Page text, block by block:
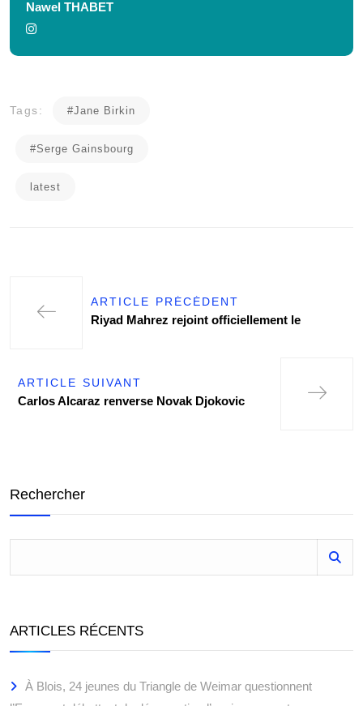
Nawel THABET
Tags: #Jane Birkin
#Serge Gainsbourg
latest
ARTICLE PRÉCÉDENT
Riyad Mahrez rejoint officiellement le
ARTICLE SUIVANT
Carlos Alcaraz renverse Novak Djokovic
Rechercher
ARTICLES RÉCENTS
À Blois, 24 jeunes du Triangle de Weimar questionnent